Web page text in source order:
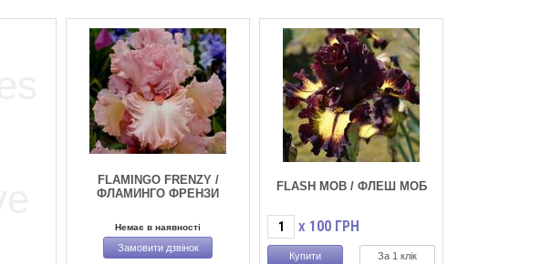
FLAMINGO FRENZY /
ФЛАМИНГО ФРЕНЗИ
Немає в наявності
Замовити дзвінок
FLASH MOB / ФЛЕШ МОБ
X 100 ГРН
За 1 клік